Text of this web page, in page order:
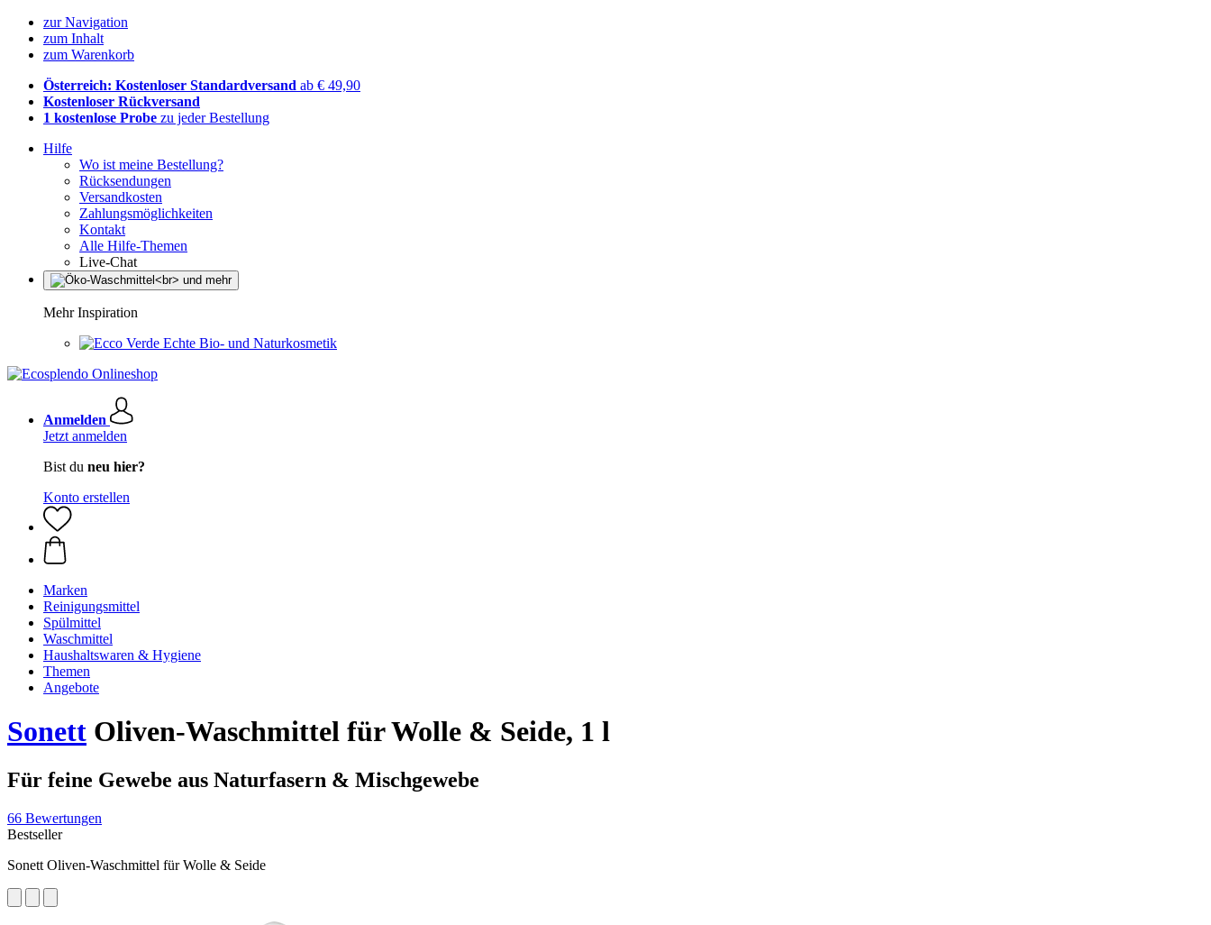
zur Navigation
zum Inhalt
zum Warenkorb
Österreich: Kostenloser Standardversand ab € 49,90
Kostenloser Rückversand
1 kostenlose Probe zu jeder Bestellung
Hilfe
Wo ist meine Bestellung?
Rücksendungen
Versandkosten
Zahlungsmöglichkeiten
Kontakt
Alle Hilfe-Themen
Live-Chat
Mehr Inspiration
Echte Bio- und Naturkosmetik
Anmelden
Jetzt anmelden
Bist du neu hier?
Konto erstellen
Marken
Reinigungsmittel
Spülmittel
Waschmittel
Haushaltswaren & Hygiene
Themen
Angebote
Sonett Oliven-Waschmittel für Wolle & Seide, 1 l
Für feine Gewebe aus Naturfasern & Mischgewebe
66 Bewertungen
Bestseller
Sonett Oliven-Waschmittel für Wolle & Seide